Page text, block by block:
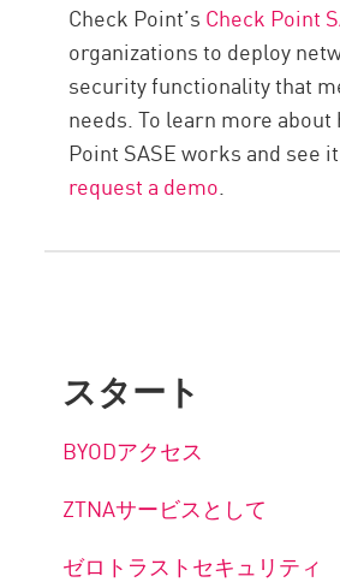
Check Point’s Check Point
organizations to deploy
security functionality that
needs. To learn more about
Point SASE works and see
request a demo.
スタート
BYODアクセス
ZTNAサービスとして
ゼロトラストセキュリティ